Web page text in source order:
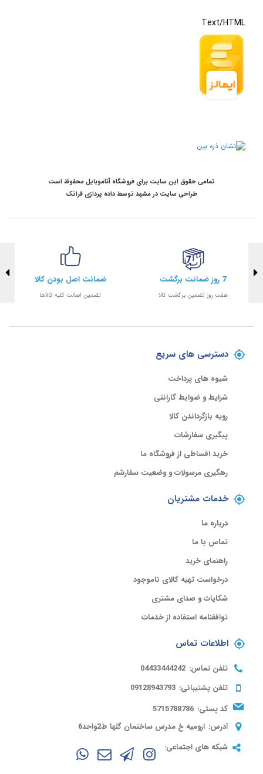
Text/HTML
تمامی حقوق این سایت برای فروشگاه آناموبایل محفوظ است
طراحی سایت در مشهد توسطداده پردازی فراتک
7 روز ضمانت برگشت
هفت روز تضمین برگشت کالا
ضمانت اصل بودن کالا
تضمین اصالت کلیه کالاها
دسترسی های سریع
شیوه های پرداخت
شرایط و ضوابط گارانتی
رویه بازگرداندن کالا
پیگیری سفارشات
خرید اقساطی از فروشگاه ما
رهگیری مرسولات و وضعیت سفارشم
خدمات مشتریان
درباره ما
تماس با ما
راهنمای خرید
درخواست تهیه کالای ناموجود
شکایات و صدای مشتری
توافقنامه استفاده از خدمات
اطلاعات تماس
تلفن تماس: 04433444242
تلفن پشتیبانی: 09128943793
کد پستی: 5715788786
آدرس: ارومیه خ مدرس ساختمان گلها ط2واحد6
شبکه های اجتماعی: